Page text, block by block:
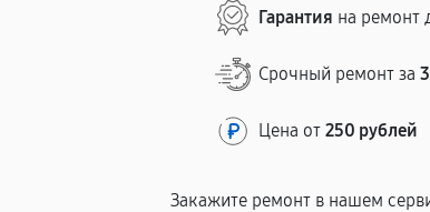
Гарантия на ремонт
Срочный ремонт за
Цена от250 рублей
Закажите ремонт в нашем